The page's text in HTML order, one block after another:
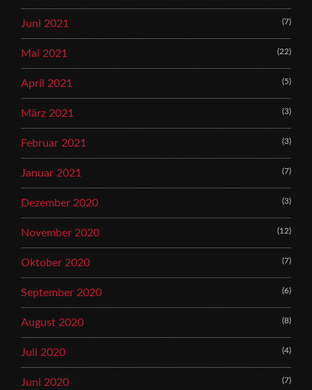
Juni 2021 (7)
Mai 2021 (22)
April 2021 (5)
März 2021 (3)
Februar 2021 (3)
Januar 2021 (7)
Dezember 2020 (3)
November 2020 (12)
Oktober 2020 (7)
September 2020 (6)
August 2020 (8)
Juli 2020 (4)
Juni 2020 (7)